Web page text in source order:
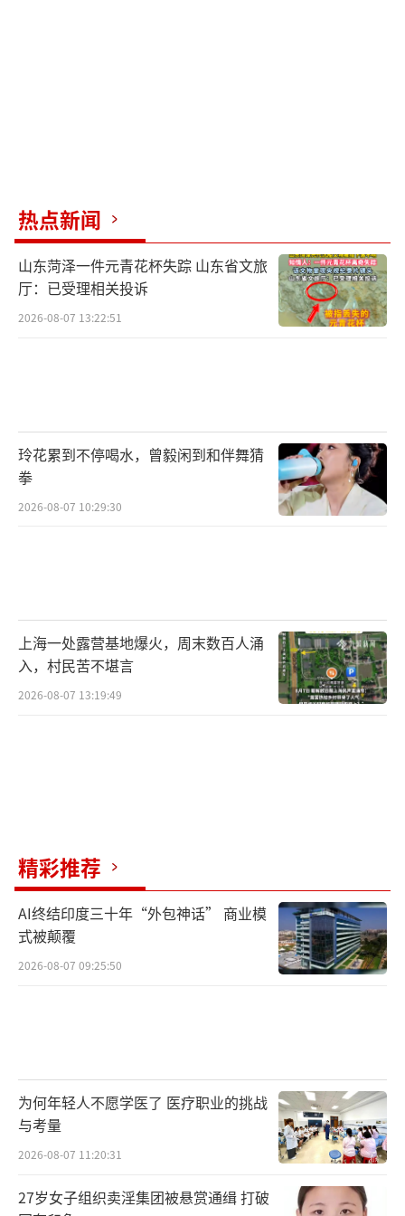
热点新闻
山东菏泽一件元青花杯失踪 山东省文旅
厅：已受理相关投诉
2026-08-07 13:22:51
玲花累到不停喝水，曾毅闲到和伴舞猜
拳
2026-08-07 10:29:30
上海一处露营基地爆火，周末数百人涌
入，村民苦不堪言
2026-08-07 13:19:49
精彩推荐
AI终结印度三十年“外包神话” 商业模
式被颠覆
2026-08-07 09:25:50
为何年轻人不愿学医了 医疗职业的挑战
与考量
2026-08-07 11:20:31
27岁女子组织卖淫集团被悬赏通缉 打破